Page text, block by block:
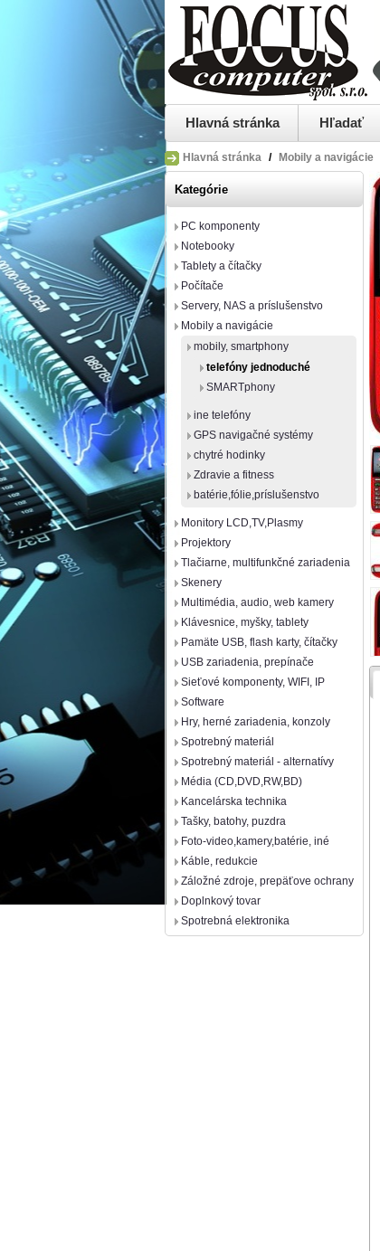
Hlavná stránka Hľadať
Hlavná stránka / Mobily a navigácie
Kategórie
PC komponenty
Notebooky
Tablety a čítačky
Počítače
Servery, NAS a príslušenstvo
Mobily a navigácie
mobily, smartphony
telefóny jednoduché
SMARTphony
ine telefóny
GPS navigačné systémy
chytré hodinky
Zdravie a fitness
batérie,fólie,príslušenstvo
Monitory LCD,TV,Plasmy
Projektory
Tlačiarne, multifunkčné zariadenia
Skenery
Multimédia, audio, web kamery
Klávesnice, myšky, tablety
Pamäte USB, flash karty, čítačky
USB zariadenia, prepínače
Sieťové komponenty, WIFI, IP
Software
Hry, herné zariadenia, konzoly
Spotrebný materiál
Spotrebný materiál - alternatívy
Média (CD,DVD,RW,BD)
Kancelárska technika
Tašky, batohy, puzdra
Foto-video,kamery,batérie, iné
Káble, redukcie
Záložné zdroje, prepäťove ochrany
Doplnkový tovar
Spotrebná elektronika